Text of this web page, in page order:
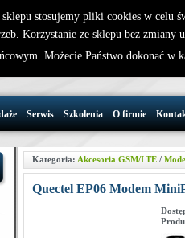
32 721 86
Serwis Szkolenia O firmie
Kategoria: Akcesoria GSM/LTE/
Quectel EP06 Modem
sklepu stosujemy pliki cookies w celu
Korzystanie ze sklepu bez zmiany
Możecie Państwo dokonać w